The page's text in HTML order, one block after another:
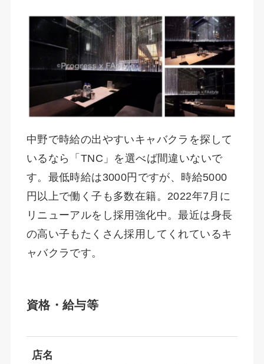
中野で時給の出やすいキャバクラを探して
いるなら「TNC」を選べば間違いないで
す。最低時給は3000円ですが、時給5000
円以上で働く子も多数在籍。2022年7月に
リニューアルをし採用強化中。最近は身長
の高い子もたくさん採用してくれているキ
ャバクラです。
資格・給与等
店名